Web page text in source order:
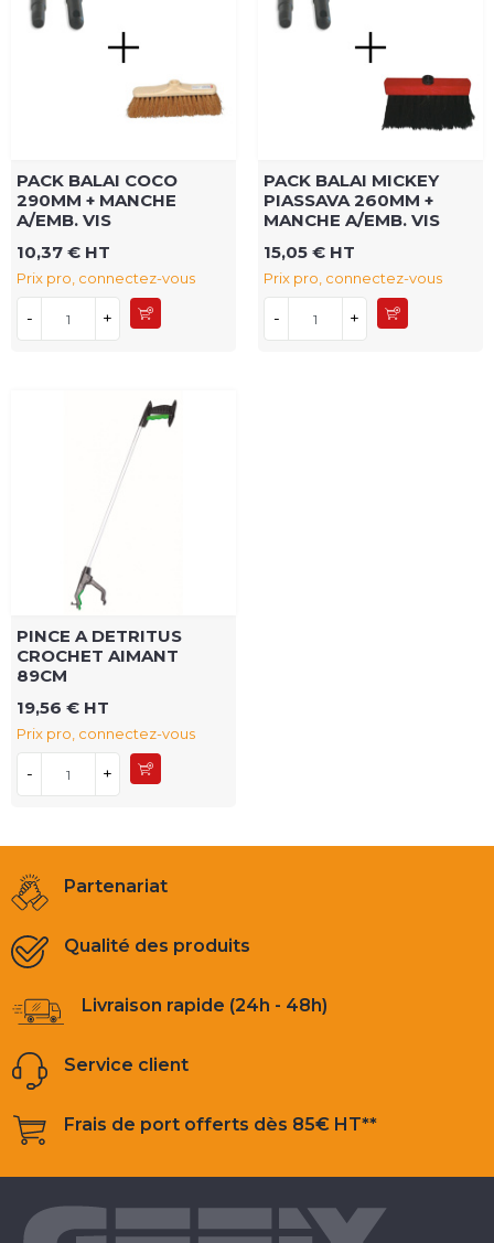
PACK BALAI COCO
290MM + MANCHE
A/EMB. VIS
10,37 € HT
Prix pro, connectez-vous
- +
PACK BALAI MICKEY
PIASSAVA 260MM +
MANCHE A/EMB. VIS
15,05 € HT
Prix pro, connectez-vous
- +
PINCE A DETRITUS
CROCHET AIMANT
89CM
19,56 € HT
Prix pro, connectez-vous
- +
Partenariat
Qualité des produits
Livraison rapide (24h - 48h)
Service client
Frais de port offerts dès 85€ HT**